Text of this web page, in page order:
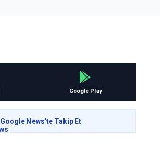
Google Play
Google News'te Takip Et